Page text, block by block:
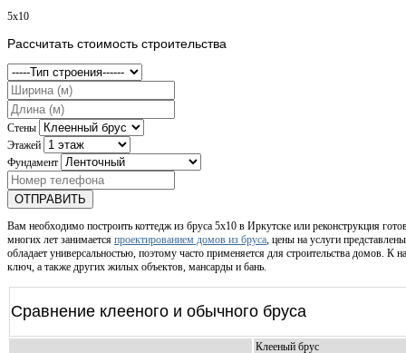
5x10
Рассчитать стоимость строительства
Стены
Этажей
Фундамент
ОТПРАВИТЬ
Вам необходимо построить коттедж из бруса 5х10 в Иркутске или реконструкция
многих лет занимается проектированием домов из бруса, цены на услуги
обладает универсальностью, поэтому часто применяется для строительства домов. К
ключ, а также других жилых объектов, мансарды и бань.
Сравнение клееного и обычного бруса
Клееный брус